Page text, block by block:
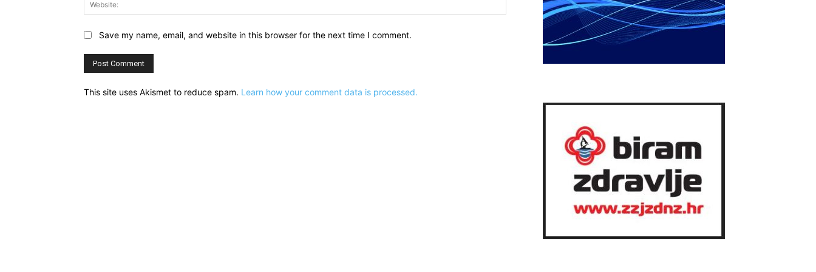
Save my name, email, and website in this browser for the next time I comment.
This site uses Akismet to reduce spam. Learn how your comment data is processed.